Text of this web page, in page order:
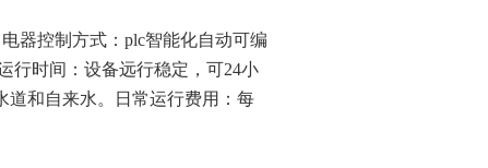
器控制方式： plc智能化自动可编
运行时间：设备远行稳定，可24小
道和自来水。日常运行费用：每